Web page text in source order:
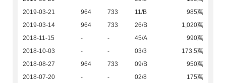
2019-03-21
964 733 11/B
985萬
2019-03-14
964 733 26/B
1,020萬
2018-11-15
- - 45/A
990萬
2018-10-03
- - 03/3
173.5萬
2018-08-27
964 733 09/B
950萬
2018-07-20
- - 02/8
175萬